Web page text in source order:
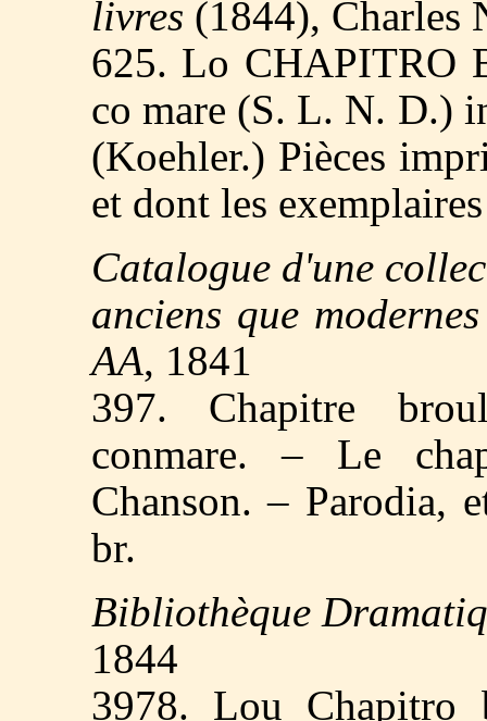
livres (1844), Charles
625. Lo CHAPITRO
co mare (S. L. N. D.)
(Koehler.) Pièces
et dont les
Catalogue d'une
anciens que
AA, 1841
397. Chapitre
conmare. – Le
Chanson. – Parodia,
br.
Bibliothèque
1844
3978. Lou Chapitro